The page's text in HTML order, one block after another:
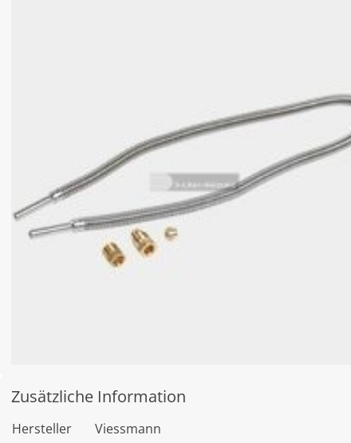
Zusätzliche Information
Hersteller Viessmann